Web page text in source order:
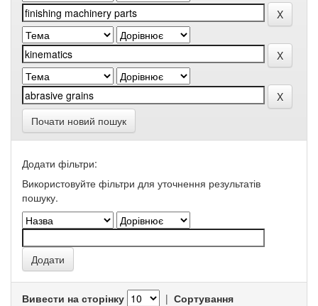
Почати новий пошук
Додати фільтри:
Використовуйте фільтри для уточнення результатів
пошуку.
Вивести на сторінку | Сортування